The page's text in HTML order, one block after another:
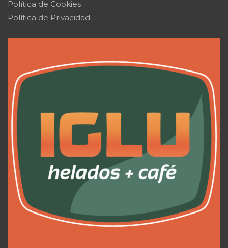
Política de Cookies
Política de Privacidad